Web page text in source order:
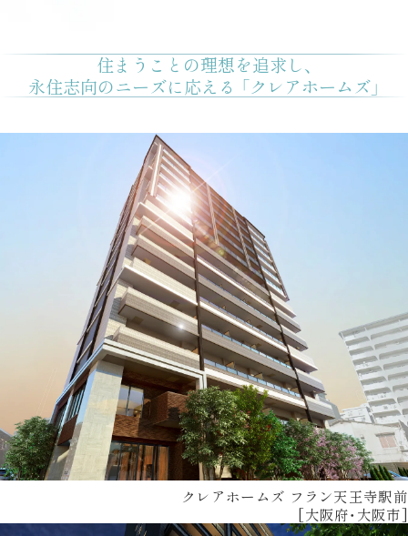
住まうことの理想を追求し、
永住志向のニーズに応える 「クレアホームズ」
クレアホームズ フラン天王寺駅前
[大阪府・大阪市]